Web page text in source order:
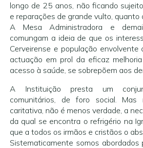
longo de 25 anos, não ficando
e reparações de grande vulto, quanto
A Mesa Administradora e
comungam a ideia de que os
Cerveirense e população envolvente
actuação em prol da eficaz
acesso à saúde, se sobrepõem aos
A Instituição presta um
comunitários, de foro social. Mas
caritativa, não é menos verdade, a
da qual se encontra o refrigério na
que a todos os irmãos e cristãos o
Sistematicamente somos abordados